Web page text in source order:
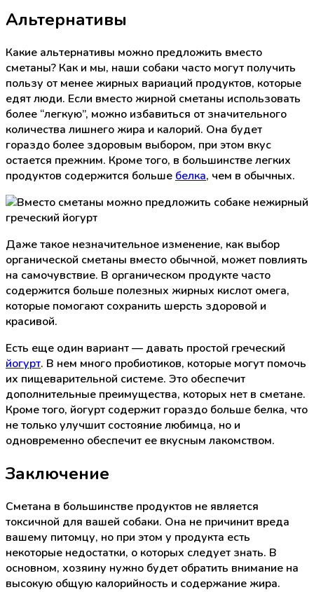
Альтернативы
Какие альтернативы можно предложить вместо
сметаны? Как и мы, наши собаки часто могут получить
пользу от менее жирных вариаций продуктов, которые
едят люди. Если вместо жирной сметаны использовать
более “легкую”, можно избавиться от значительного
количества лишнего жира и калорий. Она будет
гораздо более здоровым выбором, при этом вкус
остается прежним. Кроме того, в большинстве легких
продуктов содержится больше белка, чем в обычных.
Даже такое незначительное изменение, как выбор
органической сметаны вместо обычной, может повлиять
на самочувствие. В органическом продукте часто
содержится больше полезных жирных кислот омега,
которые помогают сохранить шерсть здоровой и
красивой.
Есть еще один вариант — давать простой греческий
йогурт. В нем много пробиотиков, которые могут помочь
их пищеварительной системе. Это обеспечит
дополнительные преимущества, которых нет в сметане.
Кроме того, йогурт содержит гораздо больше белка, что
не только улучшит состояние любимца, но и
одновременно обеспечит ее вкусным лакомством.
Заключение
Сметана в большинстве продуктов не является
токсичной для вашей собаки. Она не причинит вреда
вашему питомцу, но при этом у продукта есть
некоторые недостатки, о которых следует знать. В
основном, хозяину нужно будет обратить внимание на
высокую общую калорийность и содержание жира.